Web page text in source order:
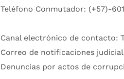
Teléfono Conmutador: (+57)-
Canal electrónico de contacto:
Correo de notificaciones
Denuncias por actos de